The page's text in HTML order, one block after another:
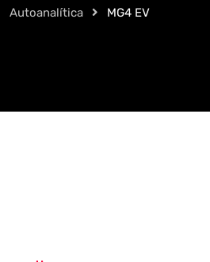
Autoanalítica MG4 EV